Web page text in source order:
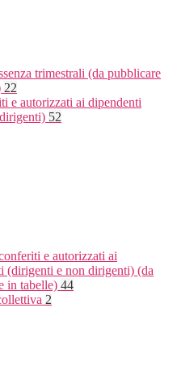
trimestrali (da pubblicare
22
e autorizzati ai dipendenti
52
e autorizzati ai
(dirigenti e non dirigenti) (da
in tabelle) 44
2